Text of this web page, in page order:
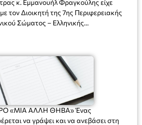
κ. Εμμανουήλ Φραγκούλης είχε
τον Διοικητή της 7ης Περιφερειακής
Σώματος – Ελληνικής
Αρχιπλοίαρχο Λ.Σ. κ. Ιωάννη
«ΜΙΑ ΑΛΛΗ ΘΗΒΑ» Ένας
να γράψει και να ανεβάσει στη